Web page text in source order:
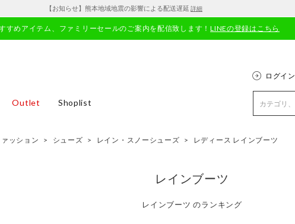
【お知らせ】熊本地域地震の影響による配送遅延 詳細
すめアイテム、ファミリーセールのご案内を配信致します！LINEの登録はこちら
ログイン
Outlet Shoplist
ッション > シューズ > レイン・スノーシューズ > レディース レインブーツ
レインブーツ
レインブーツ のランキング